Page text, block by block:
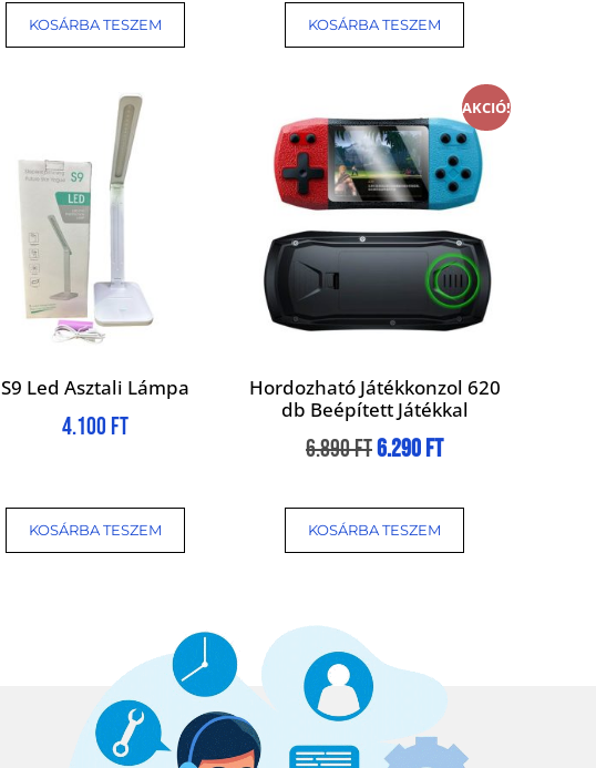
KOSÁRBA TESZEM KOSÁRBA TESZEM
S9 Led Asztali Lámpa
4.100 Ft
KOSÁRBA TESZEM
AKCIÓ!
Hordozható Játékkonzol 620
db Beépített Játékkal
6.890Ft6.290Ft
KOSÁRBA TESZEM